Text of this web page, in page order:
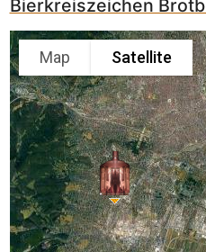
Bierkreiszeichen
Map Satellite